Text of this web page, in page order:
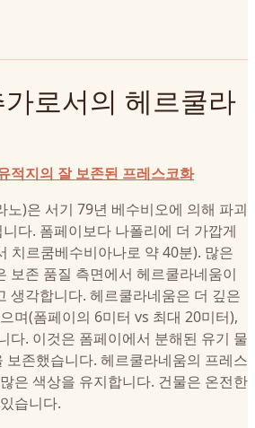
로서의 헤르쿨라
적지의 잘 보존된 프레스코화
노)은 서기 79년 베수비오에 의해 파괴
다. 폼페이보다 나폴리에 더 가깝게
치르쿰베수비아나로 약 40분). 많은
보존 품질 측면에서 헤르쿨라네움이
생각합니다. 헤르쿨라네움은 더 깊은
며(폼페이의 6미터 vs 최대 20미터),
다. 이것은 폼페이에서 분해된 유기 물
존했습니다. 헤르쿨라네움의 프레스
은 색상을 유지합니다. 건물은 온전한
습니다.